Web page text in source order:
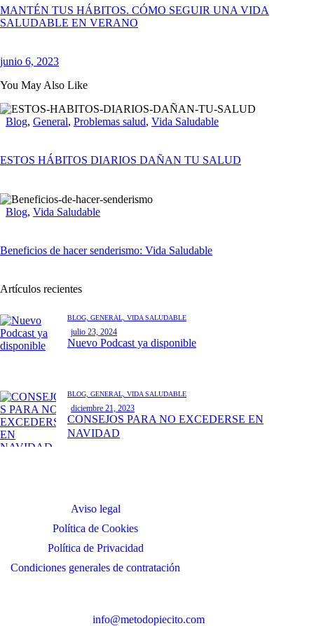
MANTÉN TUS HÁBITOS. CÓMO SEGUIR UNA VIDA
SALUDABLE EN VERANO
junio 6, 2023
You May Also Like
Blog, General, Problemas salud, Vida Saludable
ESTOS HÁBITOS DIARIOS DAÑAN TU SALUD
Blog, Vida Saludable
Beneficios de hacer senderismo: Vida Saludable
Artículos recientes
BLOG, GENERAL, VIDA SALUDABLE
julio 23, 2024
Nuevo Podcast ya disponible
BLOG, GENERAL, VIDA SALUDABLE
diciembre 21, 2023
CONSEJOS PARA NO EXCEDERSE EN
NAVIDAD
Aviso legal
Política de Cookies
Política de Privacidad
Condiciones generales de contratación
info@metodopiecito.com